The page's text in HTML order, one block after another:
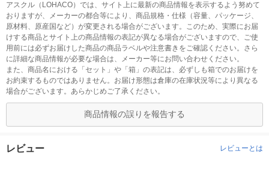
アスクル（LOHACO）では、サイト上に最新の商品情報を表示するよう努めて
おりますが、メーカーの都合等により、商品規格・仕様（容量、パッケージ、
原材料、原産国など）が変更される場合がございます。このため、実際にお届
けする商品とサイト上の商品情報の表記が異なる場合がございますので、ご使
用前には必ずお届けした商品の商品ラベルや注意書きをご確認ください。さら
に詳細な商品情報が必要な場合は、メーカー等にお問い合わせください。
また、商品名における「セット」や「箱」の表記は、必ずしも箱でのお届けを
お約束するものではありません。お届け形態は倉庫の在庫状況等により異なる
場合がございます。あらかじめご了承ください。
商品情報の誤りを報告する
レビュー レビューとは